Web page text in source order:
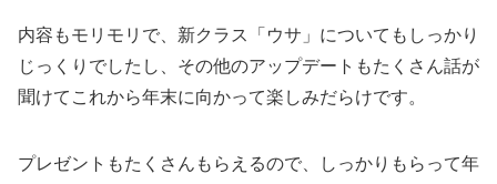
内容もモリモリで、新クラス「ウサ」についてもしっかり
じっくりでしたし、その他のアップデートもたくさん話が
聞けてこれから年末に向かって楽しみだらけです。
プレゼントもたくさんもらえるので、しっかりもらって年